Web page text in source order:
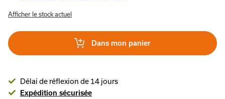
Afficher le stock actuel
Dans mon panier
Délai de réflexion de 14 jours
Expédition sécurisée